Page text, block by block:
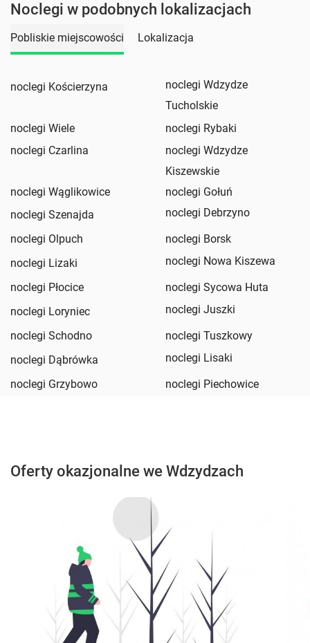
Noclegi w podobnych lokalizacjach
Pobliskie miejscowości Lokalizacja
noclegi Kościerzyna
noclegi Wdzydze
Tucholskie
noclegi Wiele
noclegi Rybaki
noclegi Czarlina
noclegi Wdzydze
Kiszewskie
noclegi Wąglikowice
noclegi Gołuń
noclegi Szenajda
noclegi Debrzyno
noclegi Olpuch
noclegi Borsk
noclegi Lizaki
noclegi Nowa Kiszewa
noclegi Płocice
noclegi Sycowa Huta
noclegi Loryniec
noclegi Juszki
noclegi Schodno
noclegi Tuszkowy
noclegi Dąbrówka
noclegi Lisaki
noclegi Grzybowo
noclegi Piechowice
Oferty okazjonalne we Wdzydzach